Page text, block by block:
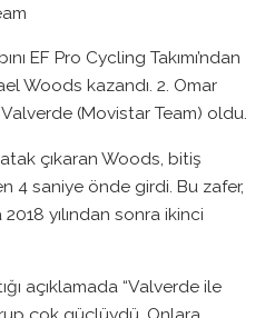
EF Pro Cycling Takımı’ndan
Woods kazandı. 2. Omar
(Movistar Team) oldu.
çıkaran Woods, bitiş
4 saniye önde girdi. Bu zafer,
yılından sonra ikinci
açıklamada “Valverde ile